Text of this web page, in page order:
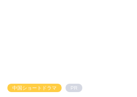
中国ショートドラマ PR